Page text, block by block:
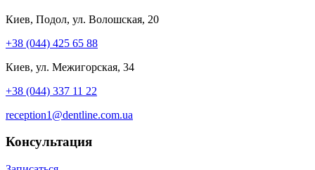
Киев, Подол, ул. Волошская, 20
+38 (044) 425 65 88
Киев, ул. Межигорская, 34
+38 (044) 337 11 22
reception1@dentline.com.ua
Консультация